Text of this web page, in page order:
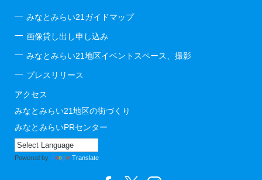
みなとみらい21ガイドマップ
画像貸し出し申し込み
みなとみらい21地区イベントスペース、撮影
プレスリリース
アクセス
みなとみらい21地区の街づくり
みなとみらいPRセンター
Powered by Translate